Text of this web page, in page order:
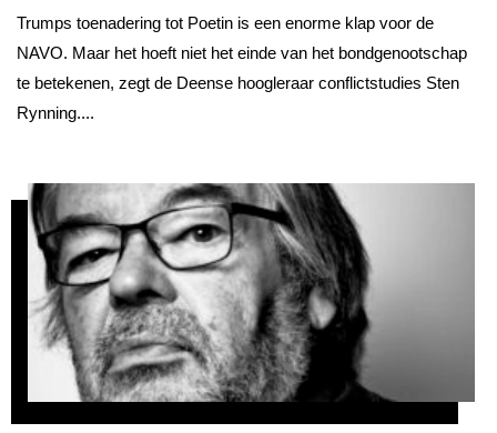
Trumps toenadering tot Poetin is een enorme klap voor de
NAVO. Maar het hoeft niet het einde van het bondgenootschap
te betekenen, zegt de Deense hoogleraar conflictstudies Sten
Rynning....